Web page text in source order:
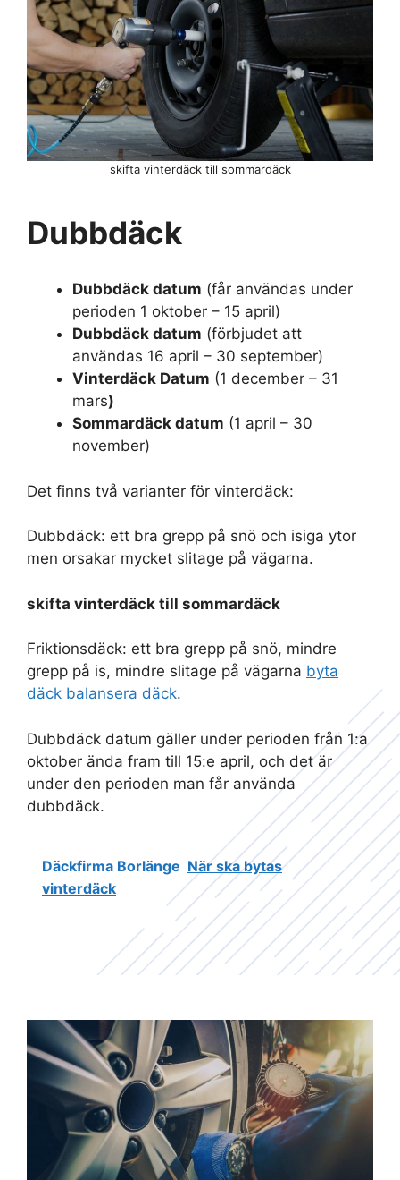
skifta vinterdäck till sommardäck
Dubbdäck
Dubbdäck datum (får användas under
perioden 1 oktober – 15 april)
Dubbdäck datum (förbjudet att
användas 16 april – 30 september)
Vinterdäck Datum (1 december – 31
mars)
Sommardäck datum (1 april – 30
november)
Det finns två varianter för vinterdäck:
Dubbdäck: ett bra grepp på snö och isiga ytor
men orsakar mycket slitage på vägarna.
skifta vinterdäck till sommardäck
Friktionsdäck: ett bra grepp på snö, mindre
grepp på is, mindre slitage på vägarna byta
däck balansera däck.
Dubbdäck datum gäller under perioden från 1:a
oktober ända fram till 15:e april, och det är
under den perioden man får använda
dubbdäck.
Däckfirma Borlänge När ska bytas
vinterdäck